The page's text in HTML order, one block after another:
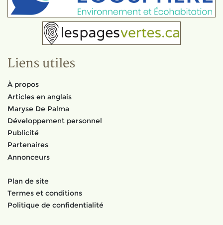
Liens utiles
À propos
Articles en anglais
Maryse De Palma
Développement personnel
Publicité
Partenaires
Annonceurs
Plan de site
Termes et conditions
Politique de confidentialité